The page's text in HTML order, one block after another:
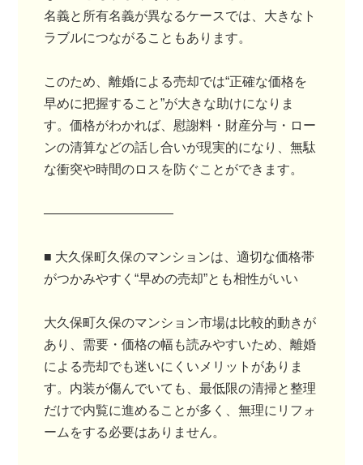
名義と所有名義が異なるケースでは、大きなト
ラブルにつながることもあります。
このため、離婚による売却では“正確な価格を
早めに把握すること”が大きな助けになりま
す。価格がわかれば、慰謝料・財産分与・ロー
ンの清算などの話し合いが現実的になり、無駄
な衝突や時間のロスを防ぐことができます。
――――――――――
■ 大久保町久保のマンションは、適切な価格帯
がつかみやすく“早めの売却”とも相性がいい
大久保町久保のマンション市場は比較的動きが
あり、需要・価格の幅も読みやすいため、離婚
による売却でも迷いにくいメリットがありま
す。内装が傷んでいても、最低限の清掃と整理
だけで内覧に進めることが多く、無理にリフォ
ームをする必要はありません。